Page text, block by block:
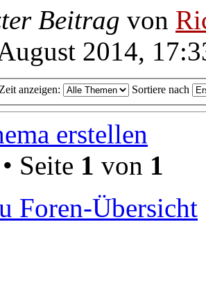
Beitrag von
2014,
anzeigen: Sortiere nach
erstellen
Seite 1 von 1
Foren-Übersicht